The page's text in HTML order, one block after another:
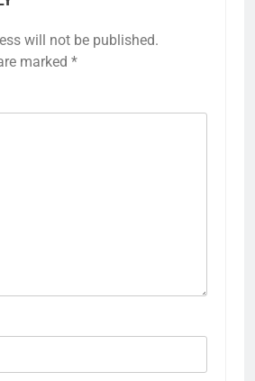
will not be published.
marked *